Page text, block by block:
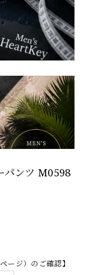
パンツ M0598
ージ）のご確認】